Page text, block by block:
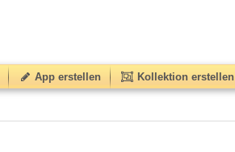
App erstellen Kollektion erstellen